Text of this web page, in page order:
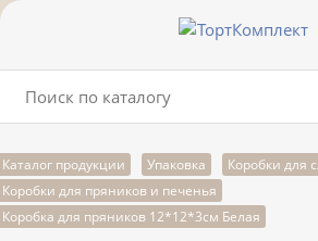
Каталог продукции Упаковка
Коробки для
Коробки для пряников и печенья
Коробка для пряников 12*12*3см Белая